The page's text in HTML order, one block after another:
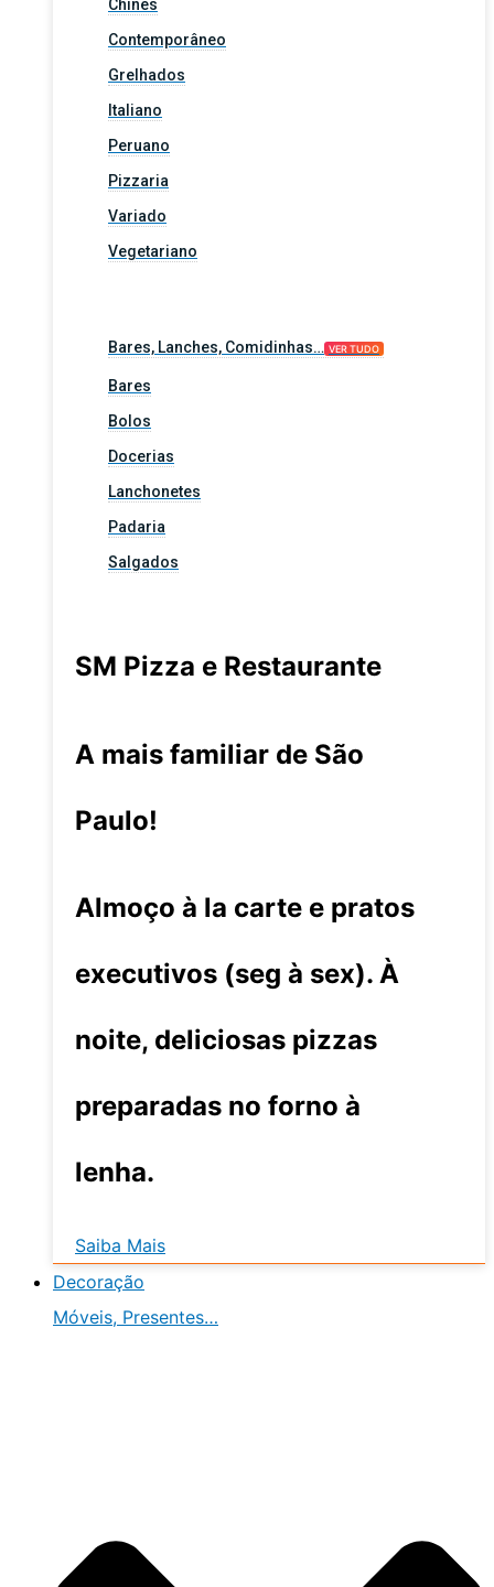
Chinês
Contemporâneo
Grelhados
Italiano
Peruano
Pizzaria
Variado
Vegetariano
Bares, Lanches, Comidinhas… VER TUDO
Bares
Bolos
Docerias
Lanchonetes
Padaria
Salgados
SM Pizza e Restaurante
A mais familiar de São
Paulo!
Almoço à la carte e pratos
executivos (seg à sex). À
noite, deliciosas pizzas
preparadas no forno à
lenha.
Saiba Mais
Decoração
Móveis, Presentes…